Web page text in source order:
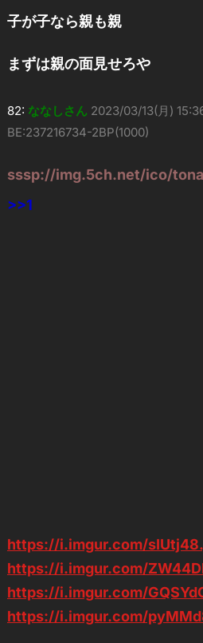
子が子なら親も親
まずは親の面見せろや
82: ななしさん 2023/03/13(月)
BE:237216734-2BP(1000)
sssp://img.5ch.net/ico/
>>1
https://i.imgur.com/
https://i.imgur.com/
https://i.imgur.com/
https://i.imgur.com/